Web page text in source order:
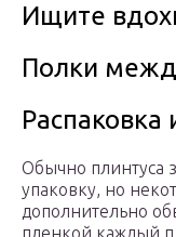
Ищите
Полки
Распаковка
Обычно плинтуса
упаковку, но
дополнительно
пленкой каждый